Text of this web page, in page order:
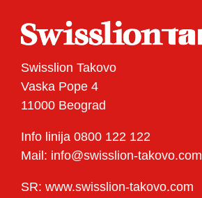
Swisslion Takovo
Vaska Pope 4
11000 Beograd
Info linija 0800 122 122
Mail: info@swisslion-takovo.com
SR: www.swisslion-takovo.com